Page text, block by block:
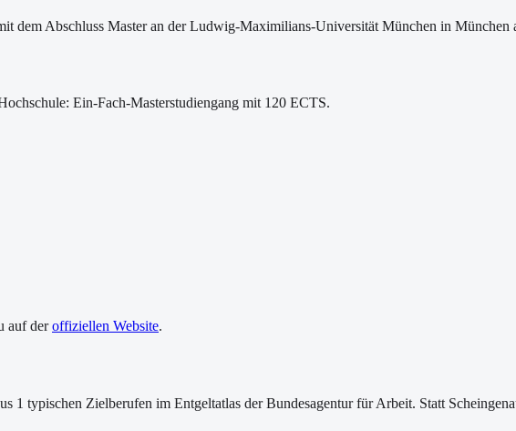
dem Abschluss Master an der Ludwig-Maximilians-Universität München in
Ein-Fach-Masterstudiengang mit 120 ECTS.
auf der offiziellen Website.
1 typischen Zielberufen im Entgeltatlas der Bundesagentur für Arbeit. Statt